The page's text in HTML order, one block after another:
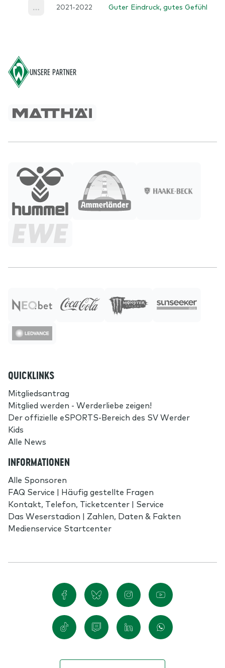
2021-2022 Guter Eindruck, gutes Gefühl
UNSERE PARTNER
QUICKLINKS
Mitgliedsantrag
Mitglied werden - Werderliebe zeigen!
Der offizielle eSPORTS-Bereich des SV Werder
Kids
Alle News
INFORMATIONEN
Alle Sponsoren
FAQ Service | Häufig gestellte Fragen
Kontakt, Telefon, Ticketcenter | Service
Das Weserstadion | Zahlen, Daten & Fakten
Medienservice Startcenter